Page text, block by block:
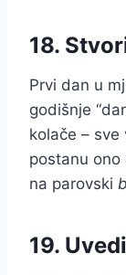
18.
Prvi dan u
godišnje
kolače –
postanu
na parovski
19.